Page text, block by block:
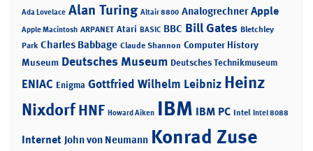
Ada Lovelace Alan Turing Altair 8800 Analogrechner Apple
Apple Macintosh ARPANET Atari BASIC BBC Bill Gates Bletchley
Park Charles Babbage Claude Shannon Computer History
Museum Deutsches Museum Deutsches Technikmuseum
ENIAC Enigma Gottfried Wilhelm Leibniz Heinz
NixdorfHNF Howard Aiken IBM IBM PC Intel Intel 8088
Internet John von Neumann Konrad Zuse